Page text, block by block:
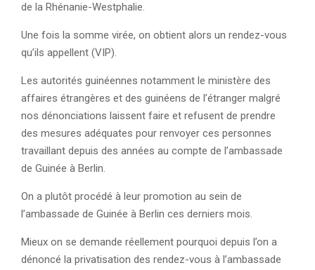
de la Rhénanie-Westphalie.
Une fois la somme virée, on obtient alors un rendez-vous
qu’ils appellent (VIP).
Les autorités guinéennes notamment le ministère des
affaires étrangères et des guinéens de l’étranger malgré
nos dénonciations laissent faire et refusent de prendre
des mesures adéquates pour renvoyer ces personnes
travaillant depuis des années au compte de l’ambassade
de Guinée à Berlin.
On a plutôt procédé à leur promotion au sein de
l’ambassade de Guinée à Berlin ces derniers mois.
Mieux on se demande réellement pourquoi depuis l’on a
dénoncé la privatisation des rendez-vous à l’ambassade